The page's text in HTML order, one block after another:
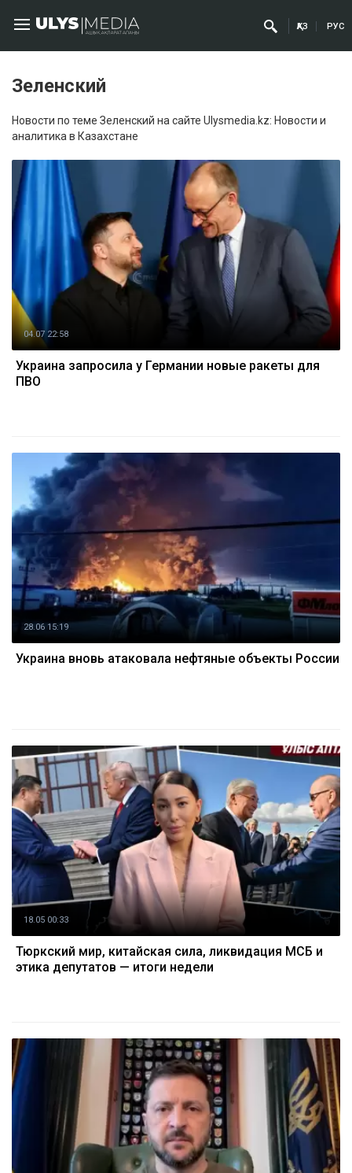
ҚАЗ РУС
Зеленский
Новости по теме Зеленский на сайте Ulysmedia.kz: Новости и
аналитика в Казахстане
04.07 22:58
Украина запросила у Германии новые ракеты для
ПВО
28.06 15:19
Украина вновь атаковала нефтяные объекты России
18.05 00:33
Тюркский мир, китайская сила, ликвидация МСБ и
этика депутатов — итоги недели